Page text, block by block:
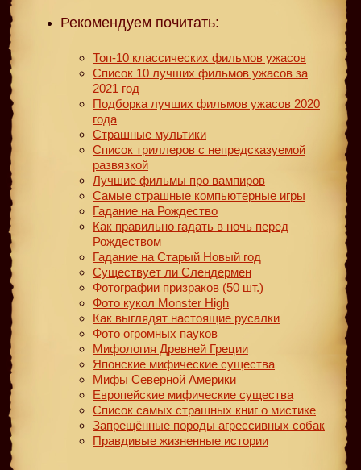
Рекомендуем почитать:
Топ-10 классических фильмов ужасов
Список 10 лучших фильмов ужасов за
2021 год
Подборка лучших фильмов ужасов 2020
года
Страшные мультики
Список триллеров с непредсказуемой
развязкой
Лучшие фильмы про вампиров
Самые страшные компьютерные игры
Гадание на Рождество
Как правильно гадать в ночь перед
Рождеством
Гадание на Старый Новый год
Существует ли Слендермен
Фотографии призраков (50 шт.)
Фото кукол Monster High
Как выглядят настоящие русалки
Фото огромных пауков
Мифология Древней Греции
Японские мифические существа
Мифы Северной Америки
Европейские мифические существа
Список самых страшных книг о мистике
Запрещённые породы агрессивных собак
Правдивые жизненные истории